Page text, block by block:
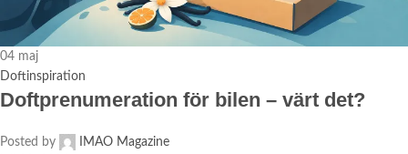
04 maj
Doftinspiration
Doftprenumeration för bilen – värt det?
Posted by
IMAO Magazine